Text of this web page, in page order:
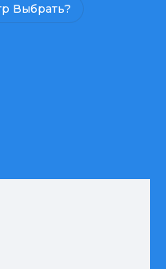
Выбрать?